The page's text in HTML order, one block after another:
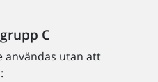
C
användas utan att